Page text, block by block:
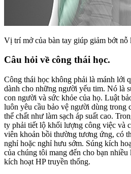
Vị trí mở của bàn tay giúp giảm bớt nỗ
Câu hỏi về công thái học.
Công thái học không phải là mánh lới
dành cho những người yếu tim. Nó là
con người và sức khỏe của họ. Luật
luôn yêu cầu bảo vệ người dùng trong
thể chất như làm sạch áp suất cao.
ty phải tiết lộ khối lượng công việc và
viên khoản bồi thường tương ứng, có
nghỉ hoặc nghỉ hưu sớm. Súng kích
của chúng tôi mang đến cho bạn
kích hoạt HP truyền thống.